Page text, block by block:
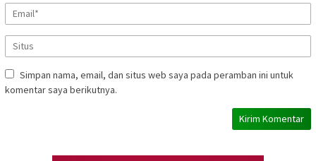
Simpan nama, email, dan situs web saya pada peramban ini untuk
komentar saya berikutnya.